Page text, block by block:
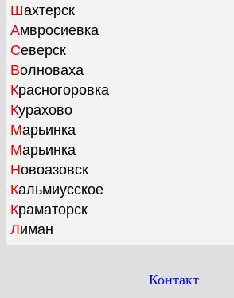
Шахтерск
Амвросиевка
Северск
Волноваха
Красногоровка
Курахово
Марьинка
Марьинка
Новоазовск
Кальмиусское
Краматорск
Лиман
Контакт